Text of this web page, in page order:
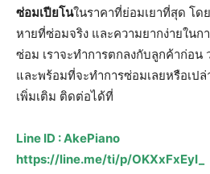
ซ่อมเปียโนในราคาที่ย่อมเยาที่สุด โด
หายที่ซ่อมจริง และความยากง่ายในก
ซ่อม เราจะทำการตกลงกับลูกค้าก่อน
และพร้อมที่จะทำการซ่อมเลยหรือเป
เพิ่มเติม ติดต่อได้ที่
Line ID : AkePiano
https://line.me/ti/p/OKXxFxEyI_